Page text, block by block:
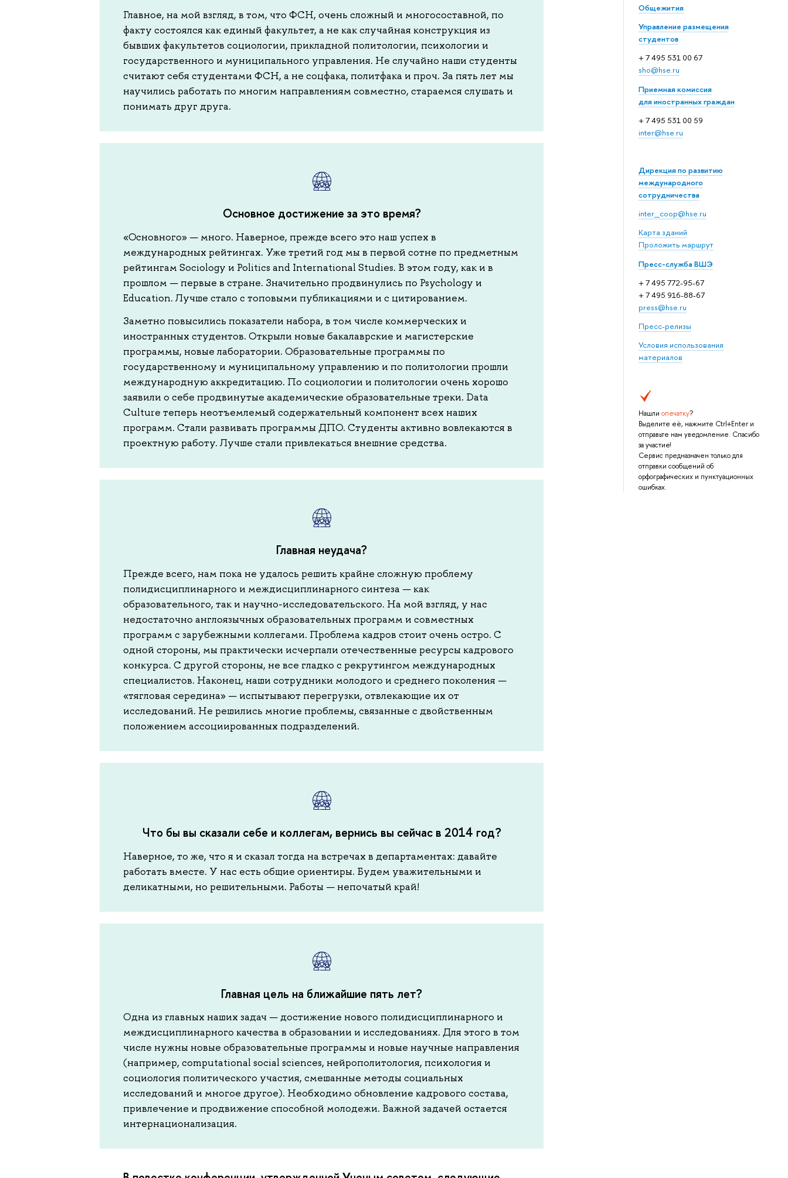
Общежития
Управление размещения
студентов
+ 7 495 531 00 67
sho@hse.ru
Приемная комиссия
для иностранных граждан
+ 7 495 531 00 59
inter@hse.ru
Дирекция по развитию
международного
сотрудничества
inter_coop@hse.ru
Карта зданий
Проложить маршрут
Пресс-служба ВШЭ
+ 7 495 772-95-67
+ 7 495 916-88-67
press@hse.ru
Пресс-релизы
Условия использования
материалов
Нашли опечатку?
Выделите её, нажмите Ctrl+Enter и
отправьте нам уведомление. Спасибо
за участие!
Сервис предназначен только для
отправки сообщений об
орфографических и пунктуационных
ошибках.
Главное, на мой взгляд, в том, что ФСН, очень сложный и многосоставной, по
факту состоялся как единый факультет, а не как случайная конструкция из
бывших факультетов социологии, прикладной политологии, психологии и
государственного и муниципального управления. Не случайно наши студенты
считают себя студентами ФСН, а не соцфака, политфака и проч. За пять лет мы
научились работать по многим направлениям совместно, стараемся слушать и
понимать друг друга.
Основное достижение за это время?
«Основного» — много. Наверное, прежде всего это наш успех в
международных рейтингах. Уже третий год мы в первой сотне по предметным
рейтингам Sociology и Politics and International Studies. В этом году, как и в
прошлом — первые в стране. Значительно продвинулись по Psychology и
Education. Лучше стало с топовыми публикациями и с цитированием.
Заметно повысились показатели набора, в том числе коммерческих и
иностранных студентов. Открыли новые бакалаврские и магистерские
программы, новые лаборатории. Образовательные программы по
государственному и муниципальному управлению и по политологии прошли
международную аккредитацию. По социологии и политологии очень хорошо
заявили о себе продвинутые академические образовательные треки. Data
Culture теперь неотъемлемый содержательный компонент всех наших
программ. Стали развивать программы ДПО. Студенты активно вовлекаются в
проектную работу. Лучше стали привлекаться внешние средства.
Главная неудача?
Прежде всего, нам пока не удалось решить крайне сложную проблему
полидисциплинарного и междисциплинарного синтеза — как
образовательного, так и научно-исследовательского. На мой взгляд, у нас
недостаточно англоязычных образовательных программ и совместных
программ с зарубежными коллегами. Проблема кадров стоит очень остро. С
одной стороны, мы практически исчерпали отечественные ресурсы кадрового
конкурса. С другой стороны, не все гладко с рекрутингом международных
специалистов. Наконец, наши сотрудники молодого и среднего поколения —
«тягловая середина» — испытывают перегрузки, отвлекающие их от
исследований. Не решились многие проблемы, связанные с двойственным
положением ассоциированных подразделений.
Что бы вы сказали себе и коллегам, вернись вы сейчас в 2014 год?
Наверное, то же, что я и сказал тогда на встречах в департаментах: давайте
работать вместе. У нас есть общие ориентиры. Будем уважительными и
деликатными, но решительными. Работы — непочатый край!
Главная цель на ближайшие пять лет?
Одна из главных наших задач — достижение нового полидисциплинарного и
междисциплинарного качества в образовании и исследованиях. Для этого в том
числе нужны новые образовательные программы и новые научные направления
(например, computational social sciences, нейрополитология, психология и
социология политического участия, смешанные методы социальных
исследований и многое другое). Необходимо обновление кадрового состава,
привлечение и продвижение способной молодежи. Важной задачей остается
интернационализация.